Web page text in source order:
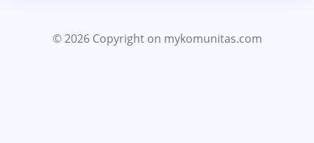
© 2026 Copyright on mykomunitas.com